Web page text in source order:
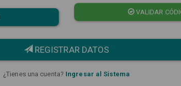
VALIDAR
REGISTRAR DATOS
¿Tienes una cuenta? Ingresar al Sistema